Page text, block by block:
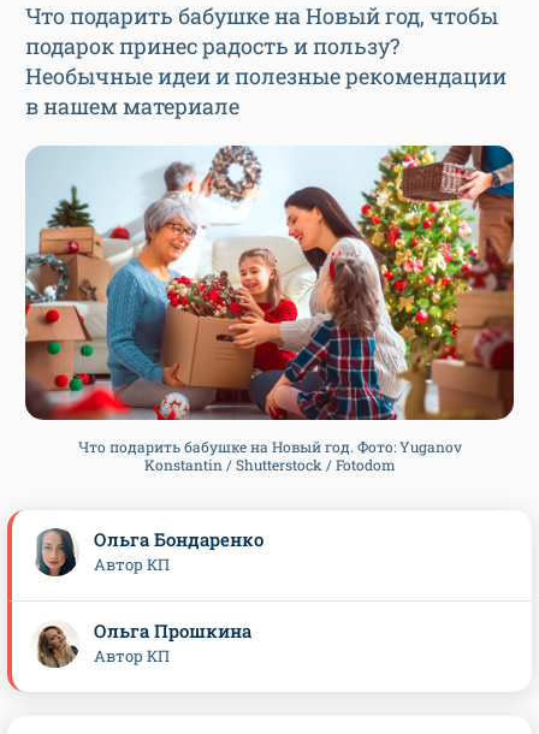
Что подарить бабушке на Новый год, чтобы
подарок принес радость и пользу?
Необычные идеи и полезные рекомендации
в нашем материале
Что подарить бабушке на Новый год. Фото: Yuganov
Konstantin / Shutterstock / Fotodom
Ольга Бондаренко
Автор КП
Ольга Прошкина
Автор КП